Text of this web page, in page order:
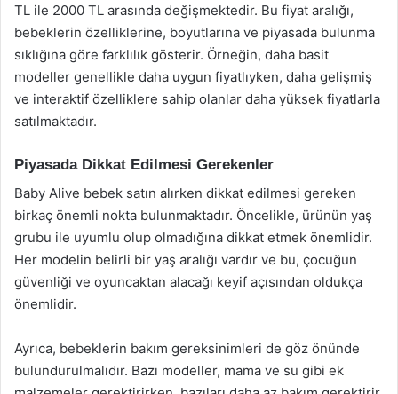
TL ile 2000 TL arasında değişmektedir. Bu fiyat aralığı,
bebeklerin özelliklerine, boyutlarına ve piyasada bulunma
sıklığına göre farklılık gösterir. Örneğin, daha basit
modeller genellikle daha uygun fiyatlıyken, daha gelişmiş
ve interaktif özelliklere sahip olanlar daha yüksek fiyatlarla
satılmaktadır.
Piyasada Dikkat Edilmesi Gerekenler
Baby Alive bebek satın alırken dikkat edilmesi gereken
birkaç önemli nokta bulunmaktadır. Öncelikle, ürünün yaş
grubu ile uyumlu olup olmadığına dikkat etmek önemlidir.
Her modelin belirli bir yaş aralığı vardır ve bu, çocuğun
güvenliği ve oyuncaktan alacağı keyif açısından oldukça
önemlidir.
Ayrıca, bebeklerin bakım gereksinimleri de göz önünde
bulundurulmalıdır. Bazı modeller, mama ve su gibi ek